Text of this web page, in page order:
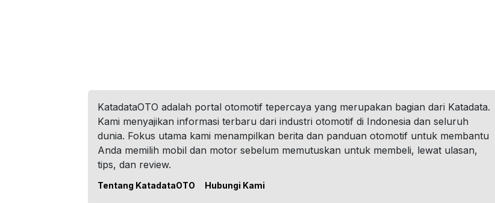
KatadataOTO adalah portal otomotif tepercaya yang merupakan bagian dari Katadata.
Kami menyajikan informasi terbaru dari industri otomotif di Indonesia dan seluruh
dunia. Fokus utama kami menampilkan berita dan panduan otomotif untuk membantu
Anda memilih mobil dan motor sebelum memutuskan untuk membeli, lewat ulasan,
tips, dan review.
Tentang KatadataOTO Hubungi Kami